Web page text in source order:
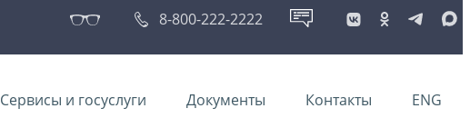
8-800-222-2222
Сервисы и госуслуги Документы Контакты ENG